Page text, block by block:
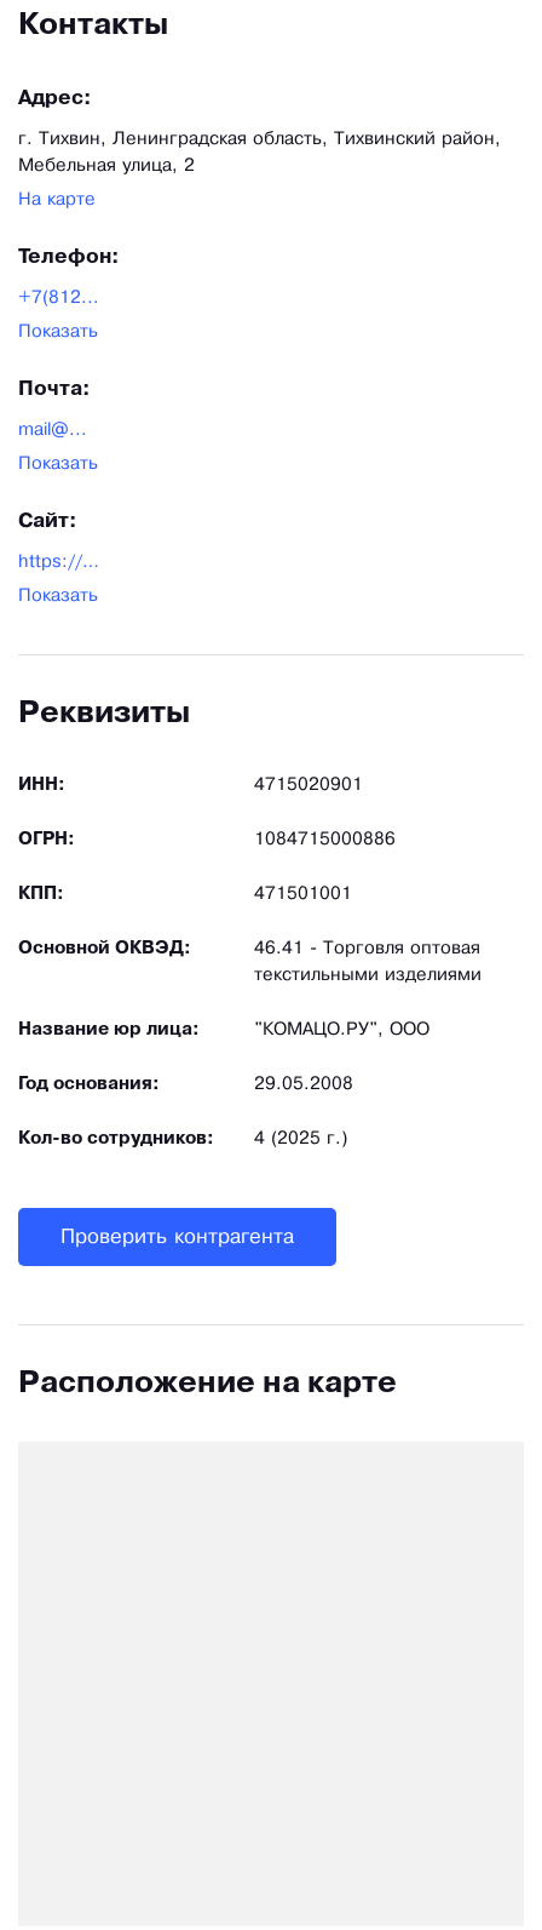
Контакты
Адрес:
г. Тихвин, Ленинградская область, Тихвинский район,
Мебельная улица, 2
На карте
Телефон:
+7(812...
Показать
Почта:
mail@...
Показать
Сайт:
https://comazo.ru/site_new/
Показать
Реквизиты
ИНН: 4715020901
ОГРН: 1084715000886
КПП: 471501001
Основной ОКВЭД:
46.41 - Торговля оптовая
текстильными изделиями
Название юр лица: "КОМАЦО.РУ", ООО
Год основания: 29.05.2008
Кол-во сотрудников: 4 (2025 г.)
Проверить контрагента
Расположение на карте